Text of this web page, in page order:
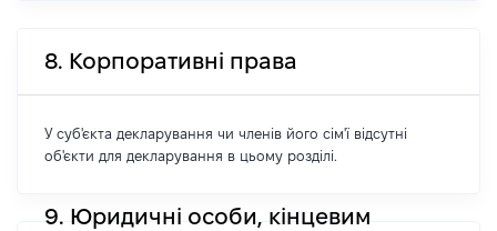
8. Корпоративні права
У суб'єкта декларування чи членів його сім'ї відсутні
об'єкти для декларування в цьому розділі.
9. Юридичні особи, кінцевим